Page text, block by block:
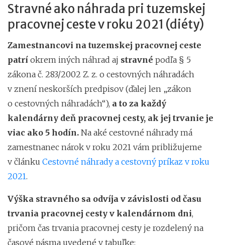
Stravné ako náhrada pri tuzemskej
pracovnej ceste v roku 2021 (diéty)
Zamestnancovi na tuzemskej pracovnej ceste
patrí okrem iných náhrad aj stravné podľa § 5
zákona č. 283/2002 Z. z. o cestovných náhradách
v znení neskorších predpisov (ďalej len „zákon
o cestovných náhradách“), a to za každý
kalendárny deň pracovnej cesty, ak jej trvanie je
viac ako 5 hodín. Na aké cestovné náhrady má
zamestnanec nárok v roku 2021 vám približujeme
v článku Cestovné náhrady a cestovný príkaz v roku
2021.
Výška stravného sa odvíja v závislosti od času
trvania pracovnej cesty v kalendárnom dni,
pričom čas trvania pracovnej cesty je rozdelený na
časové pásma uvedené v tabuľke: